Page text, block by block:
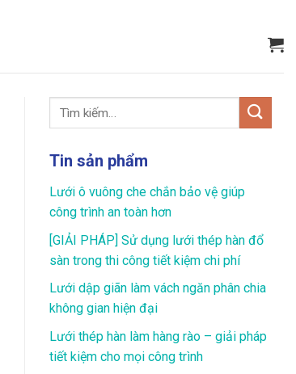
Tin sản phẩm
Lưới ô vuông che chắn bảo vệ giúp
công trình an toàn hơn
[GIẢI PHÁP] Sử dụng lưới thép hàn đổ
sàn trong thi công tiết kiệm chi phí
Lưới dập giãn làm vách ngăn phân chia
không gian hiện đại
Lưới thép hàn làm hàng rào – giải pháp
tiết kiệm cho mọi công trình